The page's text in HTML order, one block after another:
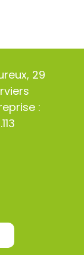
29
: